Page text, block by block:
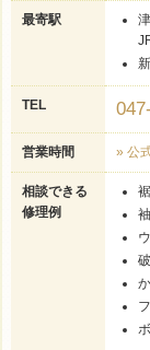
最寄駅
TEL
営業時間 » 公
相談できる
修理例